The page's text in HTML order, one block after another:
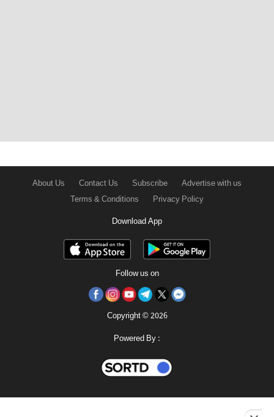
About Us Contact Us Subscribe
Advertise with us
Terms & Conditions
Privacy Policy
Download App
Follow us on
Copyright © 2026
Powered By :